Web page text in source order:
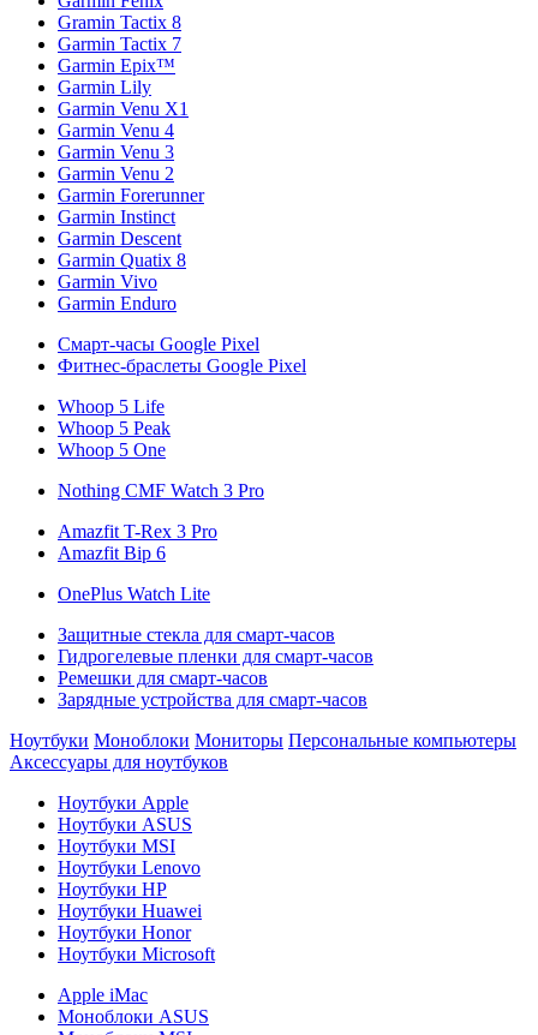
Gramin Tactix 8
Garmin Tactix 7
Garmin Epix™
Garmin Lily
Garmin Venu X1
Garmin Venu 4
Garmin Venu 3
Garmin Venu 2
Garmin Forerunner
Garmin Instinct
Garmin Descent
Garmin Quatix 8
Garmin Vivo
Garmin Enduro
Смарт-часы Google Pixel
Фитнес-браслеты Google Pixel
Whoop 5 Life
Whoop 5 Peak
Whoop 5 One
Nothing CMF Watch 3 Pro
Amazfit T-Rex 3 Pro
Amazfit Bip 6
OnePlus Watch Lite
Защитные стекла для смарт-часов
Гидрогелевые пленки для смарт-часов
Ремешки для смарт-часов
Зарядные устройства для смарт-часов
Ноутбуки Моноблоки Мониторы Персональные компьютеры
Аксессуары для ноутбуков
Ноутбуки Apple
Ноутбуки ASUS
Ноутбуки MSI
Ноутбуки Lenovo
Ноутбуки HP
Ноутбуки Huawei
Ноутбуки Honor
Ноутбуки Microsoft
Apple iMac
Моноблоки ASUS